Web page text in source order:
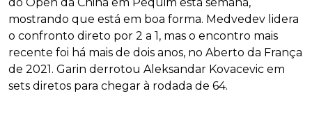
mostrando que está em boa forma. Medvedev lidera
o confronto direto por 2 a 1, mas o encontro mais
recente foi há mais de dois anos, no Aberto da França
de 2021. Garin derrotou Aleksandar Kovacevic em
sets diretos para chegar à rodada de 64.